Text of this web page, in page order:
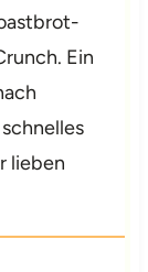
Ein
lieben